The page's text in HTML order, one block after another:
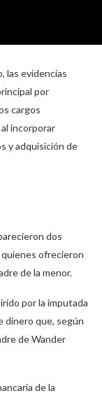
las evidencias
por
cargos
incorporar
y adquisición de
dos
quienes ofrecieron
de la menor.
por la imputada
dinero que, según
de Wander
de la